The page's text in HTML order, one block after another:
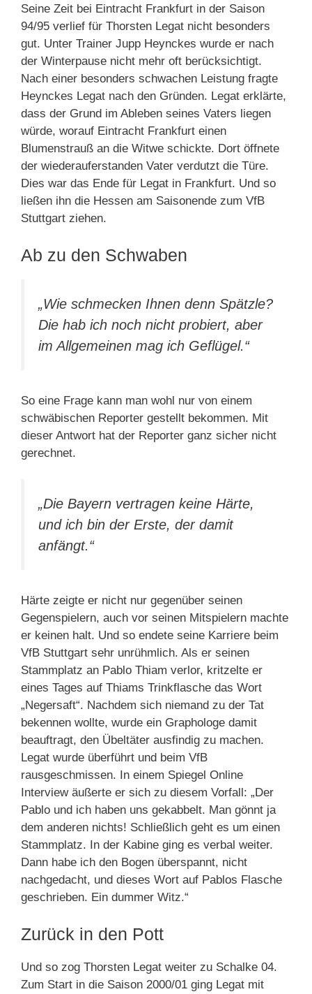
Seine Zeit bei Eintracht Frankfurt in der Saison
94/95 verlief für Thorsten Legat nicht besonders
gut. Unter Trainer Jupp Heynckes wurde er nach
der Winterpause nicht mehr oft berücksichtigt.
Nach einer besonders schwachen Leistung fragte
Heynckes Legat nach den Gründen. Legat erklärte,
dass der Grund im Ableben seines Vaters liegen
würde, worauf Eintracht Frankfurt einen
Blumenstrauß an die Witwe schickte. Dort öffnete
der wiederauferstanden Vater verdutzt die Türe.
Dies war das Ende für Legat in Frankfurt. Und so
ließen ihn die Hessen am Saisonende zum VfB
Stuttgart ziehen.
Ab zu den Schwaben
„Wie schmecken Ihnen denn Spätzle?
Die hab ich noch nicht probiert, aber
im Allgemeinen mag ich Geflügel.“
So eine Frage kann man wohl nur von einem
schwäbischen Reporter gestellt bekommen. Mit
dieser Antwort hat der Reporter ganz sicher nicht
gerechnet.
„Die Bayern vertragen keine Härte,
und ich bin der Erste, der damit
anfängt.“
Härte zeigte er nicht nur gegenüber seinen
Gegenspielern, auch vor seinen Mitspielern machte
er keinen halt. Und so endete seine Karriere beim
VfB Stuttgart sehr unrühmlich. Als er seinen
Stammplatz an Pablo Thiam verlor, kritzelte er
eines Tages auf Thiams Trinkflasche das Wort
„Negersaft“. Nachdem sich niemand zu der Tat
bekennen wollte, wurde ein Graphologe damit
beauftragt, den Übeltäter ausfindig zu machen.
Legat wurde überführt und beim VfB
rausgeschmissen. In einem Spiegel Online
Interview äußerte er sich zu diesem Vorfall: „Der
Pablo und ich haben uns gekabbelt. Man gönnt ja
dem anderen nichts! Schließlich geht es um einen
Stammplatz. In der Kabine ging es verbal weiter.
Dann habe ich den Bogen überspannt, nicht
nachgedacht, und dieses Wort auf Pablos Flasche
geschrieben. Ein dummer Witz.“
Zurück in den Pott
Und so zog Thorsten Legat weiter zu Schalke 04.
Zum Start in die Saison 2000/01 ging Legat mit